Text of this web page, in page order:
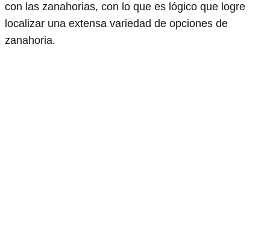
con las zanahorias, con lo que es lógico que logre
localizar una extensa variedad de opciones de
zanahoria.